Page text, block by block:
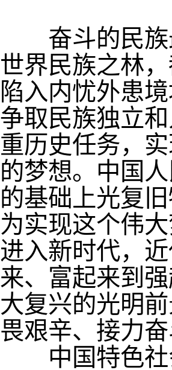
奋斗的民族
世界民族之林
陷入内忧外患
争取民族独立
重历史任务，
的梦想。中国
的基础上光复
为实现这个伟
进入新时代，
来、富起来到
大复兴的光明
畏艰辛、接力
中国特色社